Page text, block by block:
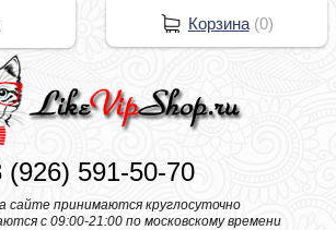
(926) 591-50-70
сайте принимаются круглосуточно
с 09:00-21:00 по московскому времени
Корзина(0)